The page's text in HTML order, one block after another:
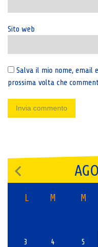
Sito web
Salva il mio nome, email
prossima volta che
L M M
3 4 5